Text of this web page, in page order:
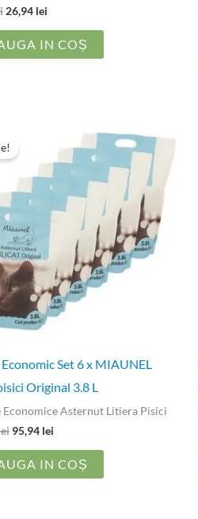
26,94 lei
IN COȘ
Set 6 x MIAUNEL
Original 3.8 L
Economice Asternut Litiera Pisici
a
147,54 lei.
95,94 lei
este:
95,94 lei.
IN COȘ